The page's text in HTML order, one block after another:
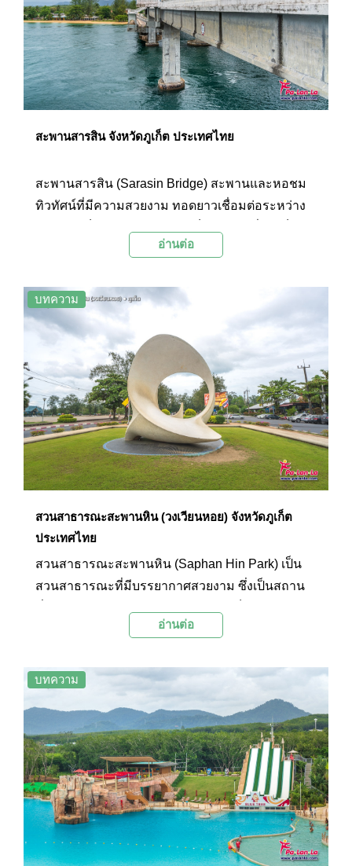
สะพานสารสิน จังหวัดภูเก็ต ประเทศไทย
สะพานสารสิน (Sarasin Bridge) สะพานและหอชม
ทิวทัศน์ที่มีความสวยงาม ทอดยาวเชื่อมต่อระหว่าง
ตำนานโศกนาฏกรรมความรักของหนุ่มสาวสองคน
กลางสะพานแห่งนี้จนเกิดเป็นตำนานรักอันโด่งดัง
อ่านต่อ
บทความ
สวนสาธารณะสะพานหิน (วงเวียนหอย) จังหวัดภูเก็ต
ประเทศไทย
สวนสาธารณะสะพานหิน (Saphan Hin Park) เป็น
สวนสาธารณะที่มีบรรยากาศสวยงาม ซึ่งเป็นสถาน
ภายในบริเวณมีอนุสาวรีย์หลัก 60 ปี หรือ วงเวียน
นอกจากนี้ยังเป็นที่ตั้งของศูนย์กีฬาสะพานหินด้วย
อ่านต่อ
บทความ